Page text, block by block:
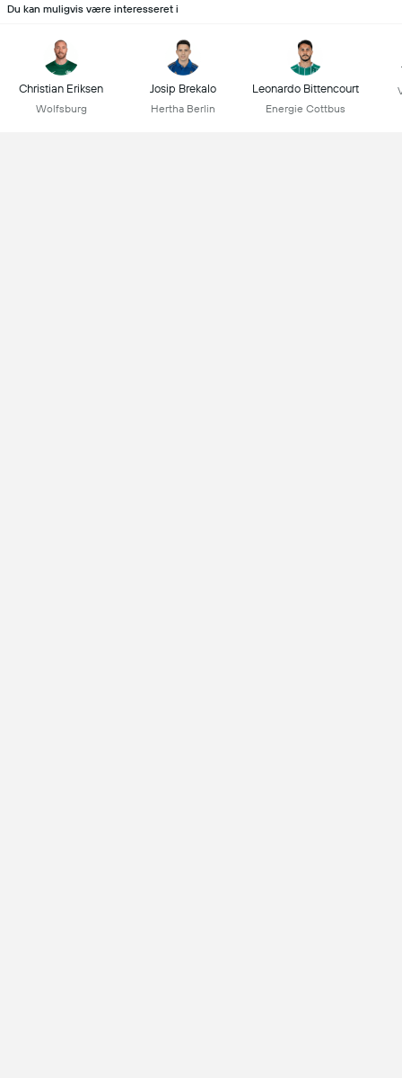
Du kan muligvis være interesseret i
Christian Eriksen
Wolfsburg
Josip Brekalo
Hertha Berlin
Leonardo Bittencourt
Energie Cottbus